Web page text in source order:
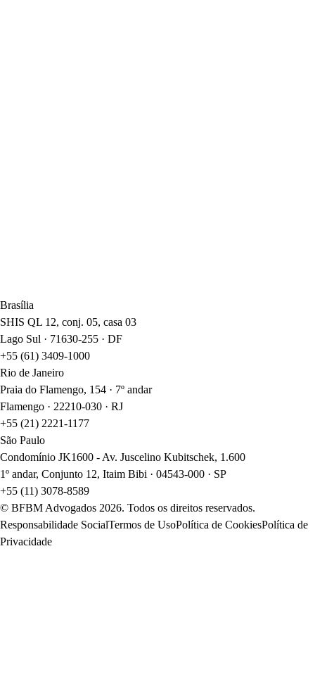
Brasília
SHIS QL 12, conj. 05, casa 03
Lago Sul · 71630-255 · DF
+55 (61) 3409-1000
Rio de Janeiro
Praia do Flamengo, 154 · 7º andar
Flamengo · 22210-030 · RJ
+55 (21) 2221-1177
São Paulo
Condomínio JK1600 - Av. Juscelino Kubitschek, 1.600
1º andar, Conjunto 12, Itaim Bibi · 04543-000 · SP
+55 (11) 3078-8589
© BFBM Advogados 2026. Todos os direitos reservados.
Responsabilidade SocialTermos de UsoPolítica de CookiesPolítica de
Privacidade